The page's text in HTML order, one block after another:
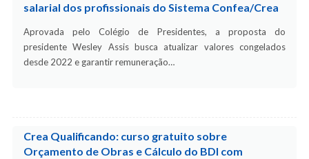
salarial dos profissionais do Sistema Confea/Crea
Aprovada pelo Colégio de Presidentes, a proposta do
presidente Wesley Assis busca atualizar valores congelados
desde 2022 e garantir remuneração…
Crea Qualificando: curso gratuito sobre
Orçamento de Obras e Cálculo do BDI com